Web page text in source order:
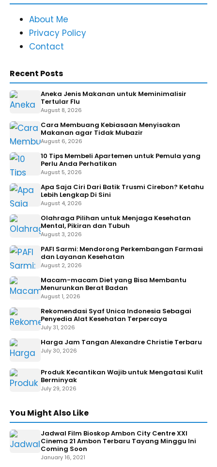
About Me
Privacy Policy
Contact
Recent Posts
Aneka Jenis Makanan untuk Meminimalisir
Tertular Flu
August 8, 2026
Cara Membuang Kebiasaan Menyisakan
Makanan agar Tidak Mubazir
August 6, 2026
10 Tips Membeli Apartemen untuk Pemula yang
Perlu Anda Perhatikan
August 5, 2026
Apa Saja Ciri Dari Batik Trusmi Cirebon? Ketahu
Lebih Lengkap Di Sini
August 4, 2026
Olahraga Pilihan untuk Menjaga Kesehatan
Mental, Pikiran dan Tubuh
August 3, 2026
PAFI Sarmi: Mendorong Perkembangan Farmasi
dan Layanan Kesehatan
August 2, 2026
Macam-macam Diet yang Bisa Membantu
Menurunkan Berat Badan
August 1, 2026
Rekomendasi Syaf Unica Indonesia Sebagai
Penyedia Alat Kesehatan Terpercaya
July 31, 2026
Harga Jam Tangan Alexandre Christie Terbaru
July 30, 2026
Produk Kecantikan Wajib untuk Mengatasi Kulit
Berminyak
July 29, 2026
You Might Also Like
Jadwal Film Bioskop Ambon City Centre XXI
Cinema 21 Ambon Terbaru Tayang Minggu Ini
Coming Soon
January 16, 2021